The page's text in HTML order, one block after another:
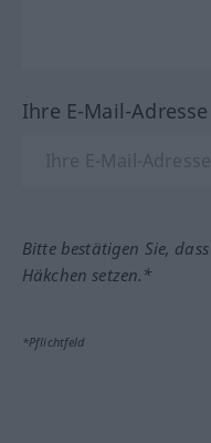
Ihre E-Mail-
Bitte bestätigen Sie,
Häkchen setzen.*
*Pflichtfeld